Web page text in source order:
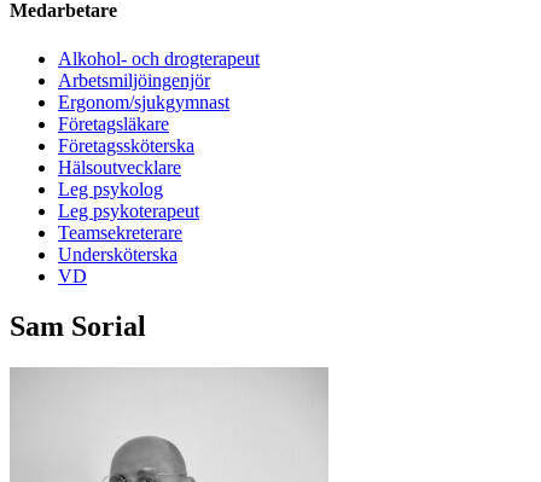
Medarbetare
Alkohol- och drogterapeut
Arbetsmiljöingenjör
Ergonom/sjukgymnast
Företagsläkare
Företagssköterska
Hälsoutvecklare
Leg psykolog
Leg psykoterapeut
Teamsekreterare
Undersköterska
VD
Sam Sorial